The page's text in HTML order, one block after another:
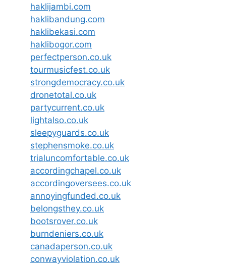
haklijambi.com
haklibandung.com
haklibekasi.com
haklibogor.com
perfectperson.co.uk
tourmusicfest.co.uk
strongdemocracy.co.uk
dronetotal.co.uk
partycurrent.co.uk
lightalso.co.uk
sleepyguards.co.uk
stephensmoke.co.uk
trialuncomfortable.co.uk
accordingchapel.co.uk
accordingoversees.co.uk
annoyingfunded.co.uk
belongsthey.co.uk
bootsrover.co.uk
burndeniers.co.uk
canadaperson.co.uk
conwayviolation.co.uk